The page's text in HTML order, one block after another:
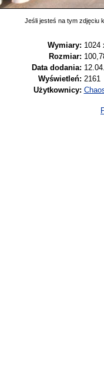
Jeśli jesteś na tym zdjęciu
Wymiary: 1024
Rozmiar:
Data dodania:
Wyświetleń: 2161
Użytkownicy: